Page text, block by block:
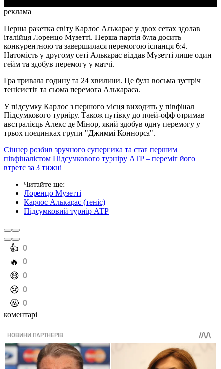
реклама
Перша ракетка світу Карлос Алькарас у двох сетах здолав
італійця Лоренцо Музетті. Перша партія була досить
конкурентною та завершилася перемогою іспанця 6:4.
Натомість у другому сеті Алькарас віддав Музетті лише один
гейм та здобув перемогу у матчі.
Гра тривала годину та 24 хвилини. Це була восьма зустріч
тенісистів та сьома перемога Алькараса.
У підсумку Карлос з першого місця виходить у півфінал
Підсумкового турніру. Також путівку до плей-офф отримав
австралієць Алекс де Мінор, який здобув одну перемогу у
трьох поєдинках групи "Джиммі Коннорса".
Сіннер розбив зручного суперника та став першим
півфіналістом Підсумкового турніру АТР – переміг його
втретє за 3 тижні
Читайте ще:
Лоренцо Музетті
Карлос Алькарас (теніс)
Підсумковий турнір АТР
️👍 0
️🔥 0
️😄 0
️😢 0
️🤬 0
коментарі